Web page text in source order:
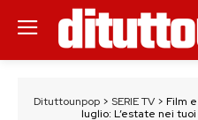
Dituttounpop > SERIE TV > Film
luglio: L’estate nei